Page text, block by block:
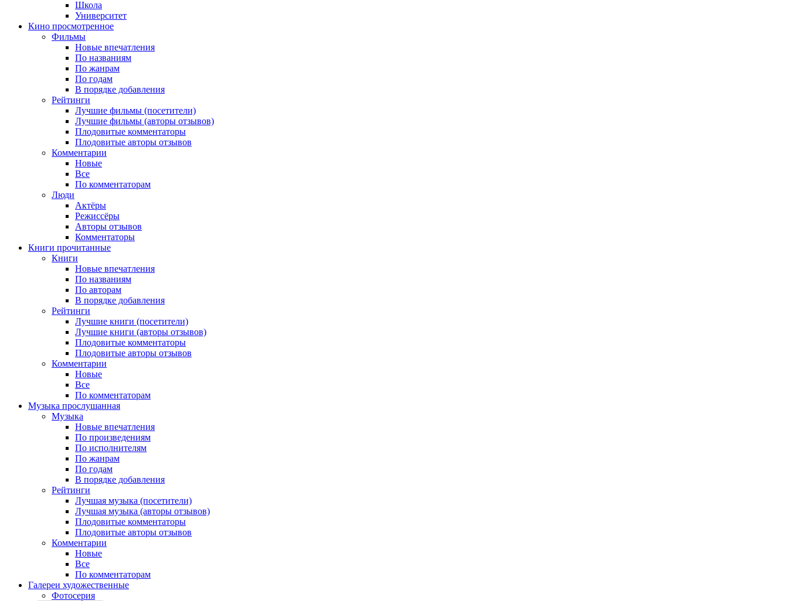
Школа
Университет
Кино просмотренное
Фильмы
Новые впечатления
По названиям
По жанрам
По годам
В порядке добавления
Рейтинги
Лучшие фильмы (посетители)
Лучшие фильмы (авторы отзывов)
Плодовитые комментаторы
Плодовитые авторы отзывов
Комментарии
Новые
Все
По комментаторам
Люди
Актёры
Режиссёры
Авторы отзывов
Комментаторы
Книги прочитанные
Книги
Новые впечатления
По названиям
По авторам
В порядке добавления
Рейтинги
Лучшие книги (посетители)
Лучшие книги (авторы отзывов)
Плодовитые комментаторы
Плодовитые авторы отзывов
Комментарии
Новые
Все
По комментаторам
Музыка прослушанная
Музыка
Новые впечатления
По произведениям
По исполнителям
По жанрам
По годам
В порядке добавления
Рейтинги
Лучшая музыка (посетители)
Лучшая музыка (авторы отзывов)
Плодовитые комментаторы
Плодовитые авторы отзывов
Комментарии
Новые
Все
По комментаторам
Галереи художественные
Фотосерия